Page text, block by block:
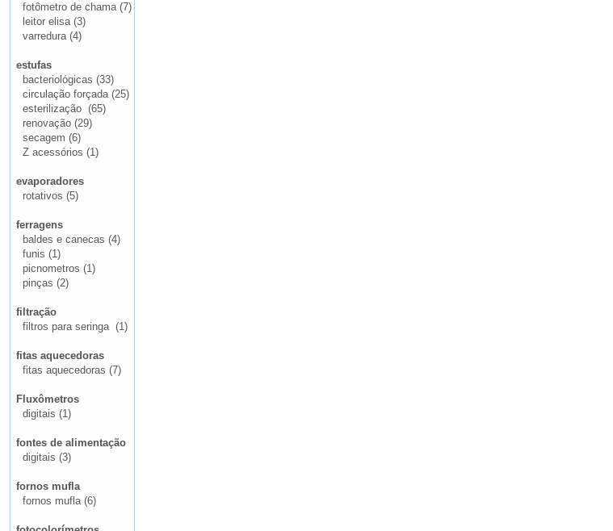
fotômetro de chama (7)
leitor elisa (3)
varredura (4)
estufas
bacteriológicas (33)
circulação forçada (25)
esterilização (65)
renovação (29)
secagem (6)
Z acessórios (1)
evaporadores
rotativos (5)
ferragens
baldes e canecas (4)
funis (1)
picnometros (1)
pinças (2)
filtração
filtros para seringa (1)
fitas aquecedoras
fitas aquecedoras (7)
Fluxômetros
digitais (1)
fontes de alimentação
digitais (3)
fornos mufla
fornos mufla (6)